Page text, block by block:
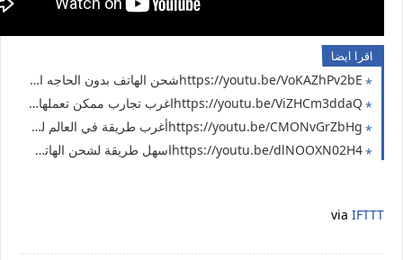
اقرا ايضا
https://youtu.be/VoKAZhPv2bEشحن الهاتف بدون الحاجه الي شاحن ( حل مشكلة انقطاع الكهرباء 7 )
https://youtu.be/ViZHCm3ddaQاغرب تجارب ممكن تعملها في البيت ( حل مشكلة انقطاع الكهرباء 6 ) شحن الهاتف بالبطاطس
https://youtu.be/CMONvGrZbHgأغرب طريقة في العالم لشحن الموبايل ( حل مشكلة انقطاع الكهرباء 5 )
https://youtu.be/dlNOOXN02H4اسهل طريقة لشحن الهاتف ( حل مشكلة انقطاع الكهرباء 4 )
via IFTTT